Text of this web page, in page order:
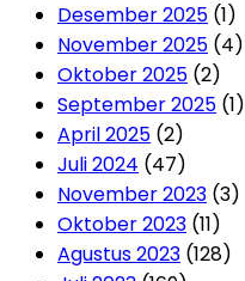
Desember 2025 (1)
November 2025 (4)
Oktober 2025 (2)
September 2025 (1)
April 2025 (2)
Juli 2024 (47)
November 2023 (3)
Oktober 2023 (11)
Agustus 2023 (128)